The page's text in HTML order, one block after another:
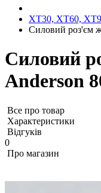
XT30, XT60,
Силовий роз'єм
Силовий
Anderson
Все про товар
Характеристики
Відгуків
0
Про магазин